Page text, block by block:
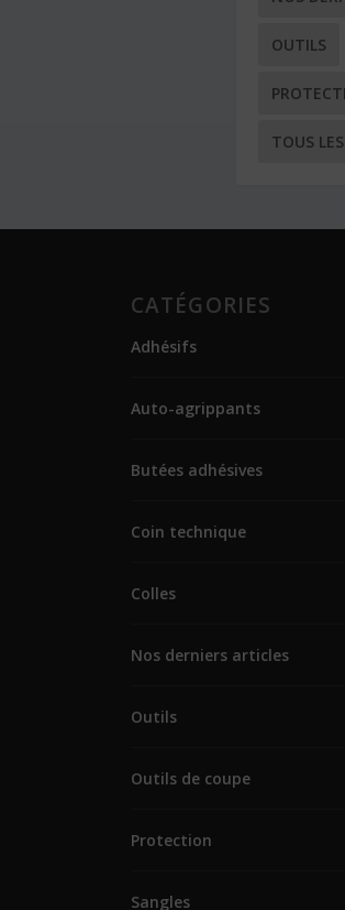
OUTILS
TOUS
CATÉGORIES
Adhésifs
Auto-agrippants
Butées adhésives
Coin technique
Colles
Nos derniers articles
Outils
Outils de coupe
Protection
Sangles